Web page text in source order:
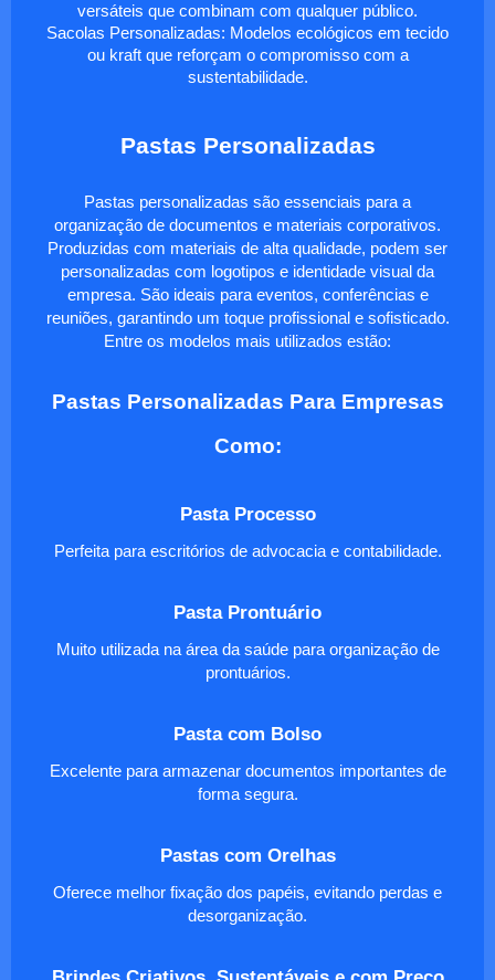
versáteis que combinam com qualquer público.
Sacolas Personalizadas: Modelos ecológicos em tecido
ou kraft que reforçam o compromisso com a
sustentabilidade.
Pastas Personalizadas
Pastas personalizadas são essenciais para a
organização de documentos e materiais corporativos.
Produzidas com materiais de alta qualidade, podem ser
personalizadas com logotipos e identidade visual da
empresa. São ideais para eventos, conferências e
reuniões, garantindo um toque profissional e sofisticado.
Entre os modelos mais utilizados estão:
Pastas Personalizadas Para Empresas
Como:
Pasta Processo
Perfeita para escritórios de advocacia e contabilidade.
Pasta Prontuário
Muito utilizada na área da saúde para organização de
prontuários.
Pasta com Bolso
Excelente para armazenar documentos importantes de
forma segura.
Pastas com Orelhas
Oferece melhor fixação dos papéis, evitando perdas e
desorganização.